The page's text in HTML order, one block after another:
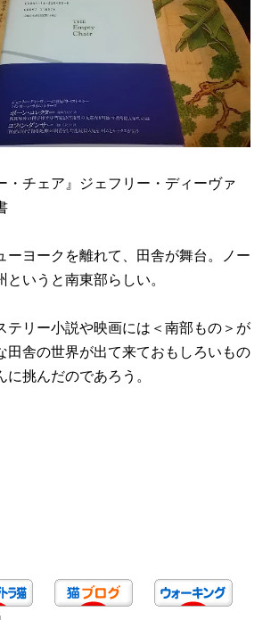
・チェア』ジェフリー・ディーヴァ
ーヨークを離れて、田舎が舞台。ノー
というと南東部らしい。
テリー小説や映画には＜南部もの＞が
田舎の世界が出て来ておもしろいもの
挑んだのであろう。